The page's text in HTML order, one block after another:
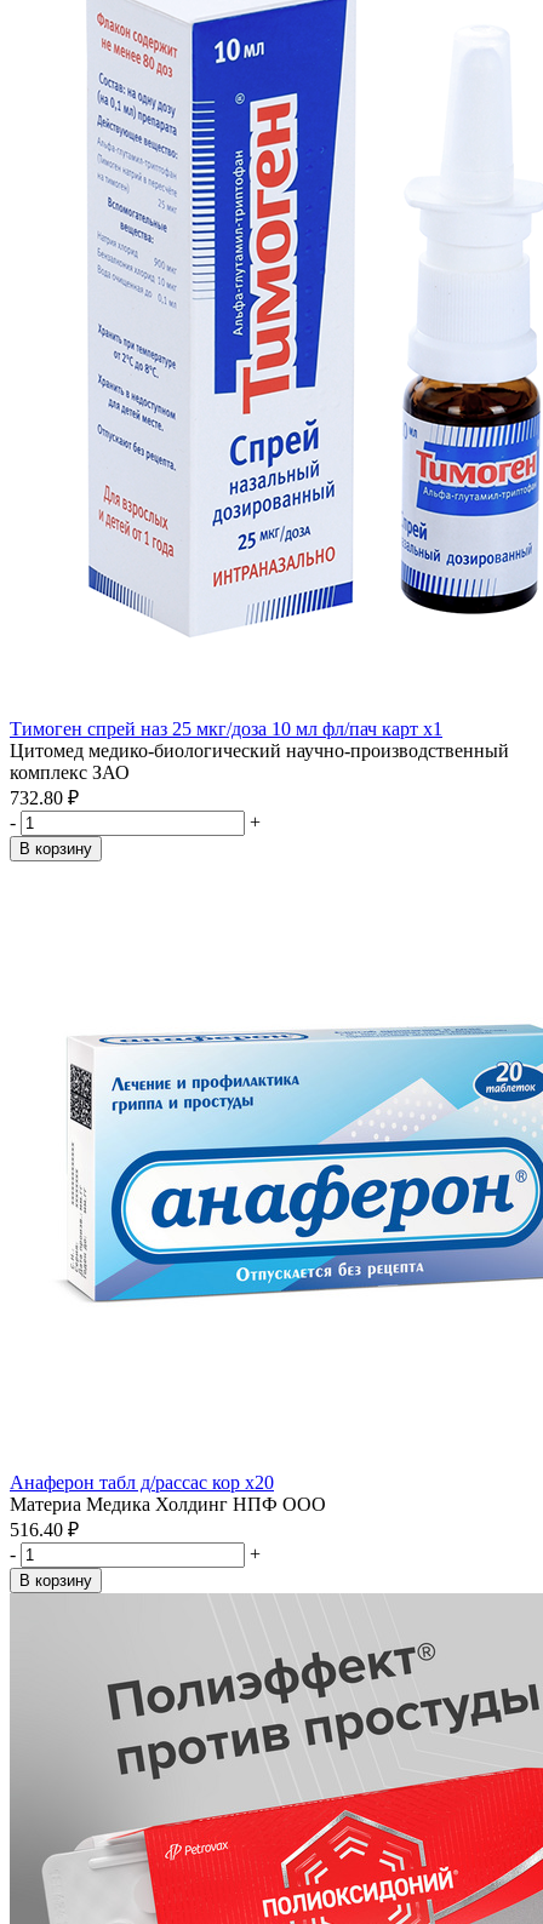
Тимоген спрей наз 25 мкг/доза 10 мл фл/пач карт x1
Цитомед медико-биологический научно-производственный
комплекс ЗАО
732.80 ₽
-
+
В корзину
Анаферон табл д/рассас кор x20
Материа Медика Холдинг НПФ ООО
516.40 ₽
-
+
В корзину